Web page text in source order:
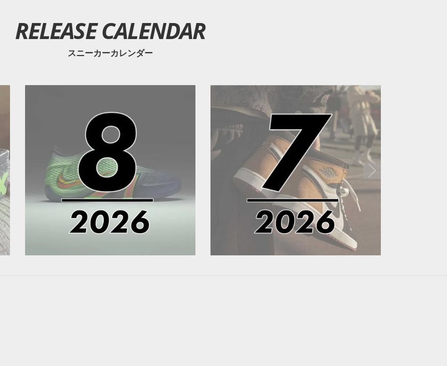
RELEASE CALENDAR
スニーカーカレンダー